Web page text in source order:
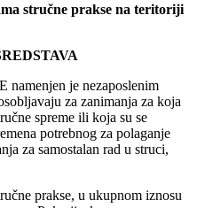
stručne prakse na teritoriji
je nezaposlenim
za zanimanja za koja
spreme ili koja su se
potrebnog za polaganje
za samostalan rad u struci,
prakse, u ukupnom iznosu